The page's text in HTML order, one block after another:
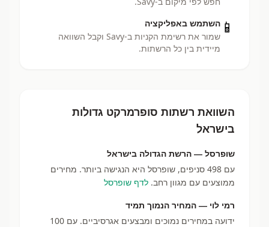
📱 השתמש באפליקציה
שמור את רשימת הקניות ב-Savy וקבל השוואה
מיידית בין כל הרשתות.
השוואת רשתות סופרמרקט גדולות
בישראל
שופרסל — הרשת הגדולה בישראל
עם 498 סניפים, שופרסל היא הנגישה ביותר. מחירים
ממוצעים עם מגוון רחב. לדף שופרסל
רמי לוי — המחיר הנמוך תמיד
ידועה במחירים נמוכים ומבצעים אגרסיביים. עם 100